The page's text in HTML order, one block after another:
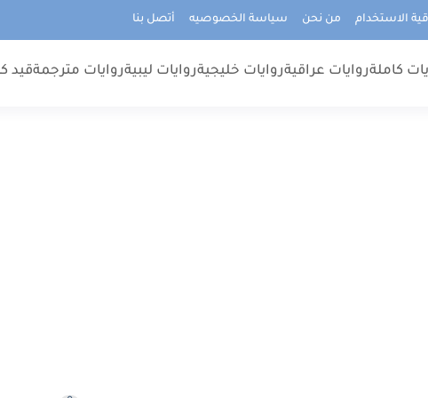
الاستخدام من نحن سياسة الخصوصيه أتصل بنا
كاملةروايات عراقيةروايات خليجيةروايات ليبيةروايات مترجمةقيد